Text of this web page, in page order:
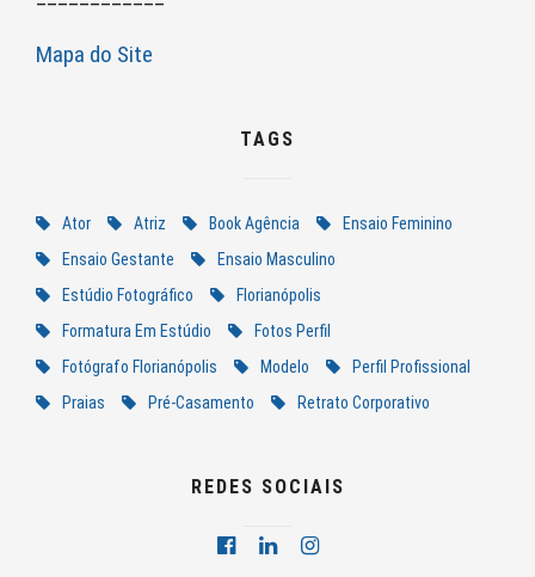
Mapa do Site
TAGS
Ator Atriz Book Agência
Ensaio Feminino
Ensaio Gestante
Ensaio Masculino
Estúdio Fotográfico
Florianópolis
Formatura Em Estúdio
Fotos Perfil
Fotógrafo Florianópolis
Modelo
Perfil Profissional
Praias
Pré-Casamento Retrato Corporativo
REDES SOCIAIS